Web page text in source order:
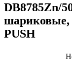
DB8785Zn/
шариковые,
PUSH